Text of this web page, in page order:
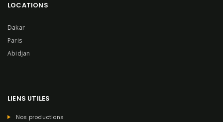
LOCATIONS
Dakar
Paris
Abidjan
LIENS UTILES
Nos productions